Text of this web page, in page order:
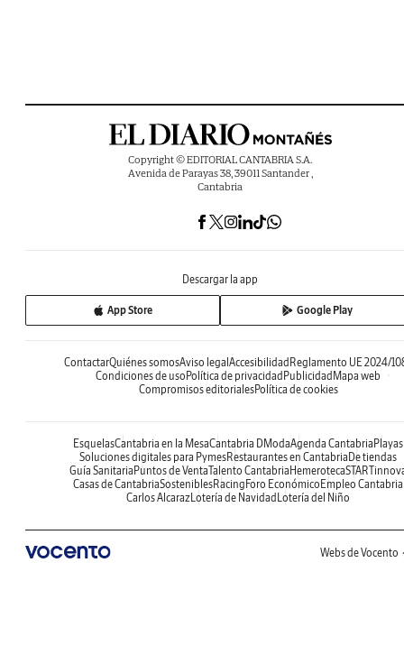
Copyright © EDITORIAL CANTABRIA S.A.
Avenida de Parayas 38, 39011 Santander ,
Cantabria
Descargar la app
App Store Google Play
ContactarQuiénes somosAviso legalAccesibilidadReglamento UE 2024/
Condiciones de usoPolítica de privacidadPublicidadMapa web
Compromisos editorialesPolítica de cookies
EsquelasCantabria en la MesaCantabria DModaAgenda CantabriaPlayas
Soluciones digitales para PymesRestaurantes en CantabriaDe tiendas
Guía SanitariaPuntos de VentaTalento CantabriaHemeroteca
Casas de CantabriaSosteniblesRacingForo EconómicoEmpleo Cantabria
Carlos AlcarazLotería de NavidadLotería del Niño
Webs de Vocento